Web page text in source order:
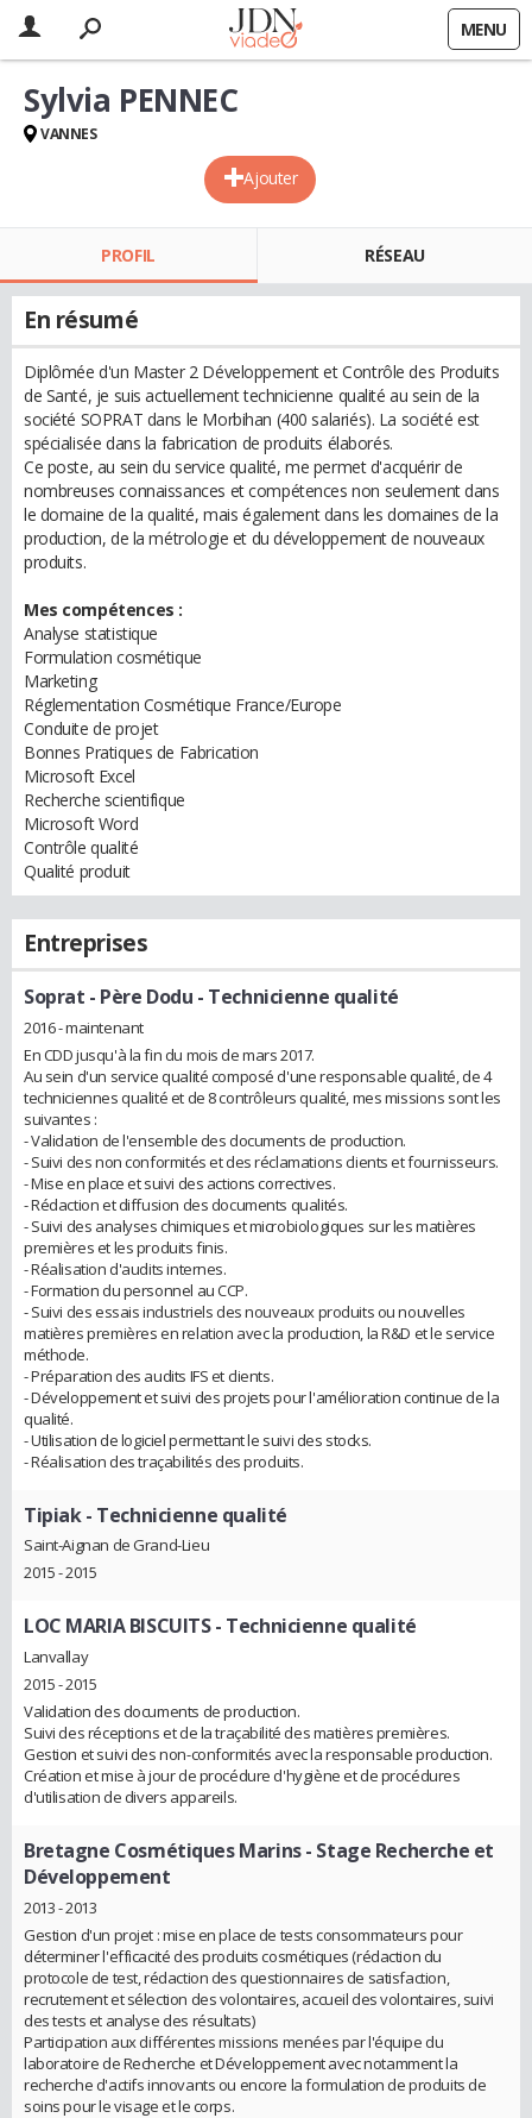
MENU
Ajouter
Sylvia PENNEC
VANNES
PROFIL RÉSEAU
En résumé
Diplômée d'un Master 2 Développement et Contrôle des Produits
de Santé, je suis actuellement technicienne qualité au sein de la
société SOPRAT dans le Morbihan (400 salariés). La société est
spécialisée dans la fabrication de produits élaborés.
Ce poste, au sein du service qualité, me permet d'acquérir de
nombreuses connaissances et compétences non seulement dans
le domaine de la qualité, mais également dans les domaines de la
production, de la métrologie et du développement de nouveaux
produits.
Mes compétences :
Analyse statistique
Formulation cosmétique
Marketing
Réglementation Cosmétique France/Europe
Conduite de projet
Bonnes Pratiques de Fabrication
Microsoft Excel
Recherche scientifique
Microsoft Word
Contrôle qualité
Qualité produit
Entreprises
Soprat - Père Dodu - Technicienne qualité
2016 - maintenant
En CDD jusqu'à la fin du mois de mars 2017.
Au sein d'un service qualité composé d'une responsable qualité, de 4
techniciennes qualité et de 8 contrôleurs qualité, mes missions sont les
suivantes :
- Validation de l'ensemble des documents de production.
- Suivi des non conformités et des réclamations clients et fournisseurs.
- Mise en place et suivi des actions correctives.
- Rédaction et diffusion des documents qualités.
- Suivi des analyses chimiques et microbiologiques sur les matières
premières et les produits finis.
- Réalisation d'audits internes.
- Formation du personnel au CCP.
- Suivi des essais industriels des nouveaux produits ou nouvelles
matières premières en relation avec la production, la R&D et le service
méthode.
- Préparation des audits IFS et clients.
- Développement et suivi des projets pour l'amélioration continue de la
qualité.
- Utilisation de logiciel permettant le suivi des stocks.
- Réalisation des traçabilités des produits.
Tipiak- Technicienne qualité
Saint-Aignan de Grand-Lieu
2015 - 2015
LOC MARIA BISCUITS- Technicienne qualité
Lanvallay
2015 - 2015
Validation des documents de production.
Suivi des réceptions et de la traçabilité des matières premières.
Gestion et suivi des non-conformités avec la responsable production.
Création et mise à jour de procédure d'hygiène et de procédures
d'utilisation de divers appareils.
Bretagne Cosmétiques Marins- Stage Recherche et
Développement
2013 - 2013
Gestion d'un projet : mise en place de tests consommateurs pour
déterminer l'efficacité des produits cosmétiques (rédaction du
protocole de test, rédaction des questionnaires de satisfaction,
recrutement et sélection des volontaires, accueil des volontaires, suivi
des tests et analyse des résultats)
Participation aux différentes missions menées par l'équipe du
laboratoire de Recherche et Développement avec notamment la
recherche d'actifs innovants ou encore la formulation de produits de
soins pour le visage et le corps.